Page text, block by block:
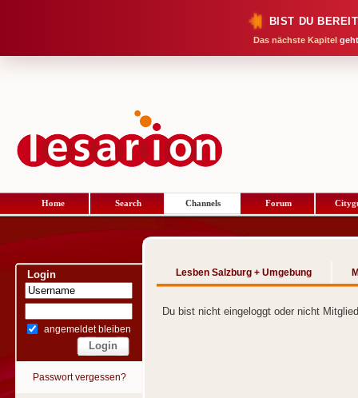
BIST DU
Das nächste Kapitel
Home Search Channels Forum
Login
angemeldet bleiben
Passwort vergessen?
Lesben Salzburg + Umgebung
Du bist nicht eingeloggt oder nicht